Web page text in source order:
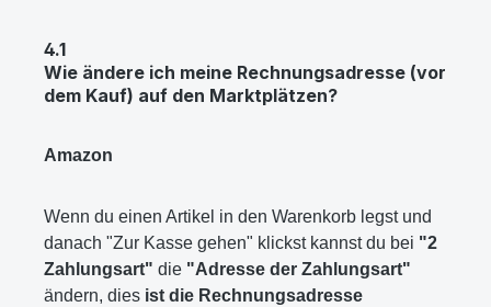
4.1
Wie ändere ich meine Rechnungsadresse (vor
dem Kauf) auf den Marktplätzen?
Amazon
Wenn du einen Artikel in den Warenkorb legst und
danach "Zur Kasse gehen" klickst kannst du bei "2
Zahlungsart" die "Adresse der Zahlungsart"
ändern, dies ist die Rechnungsadresse